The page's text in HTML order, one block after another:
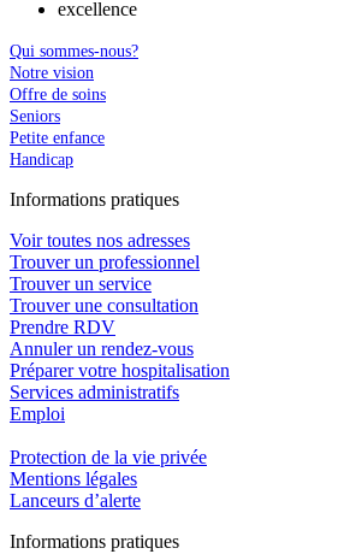
excellence
Qui sommes-nous?
Notre vision
Offre de soins
Seniors
Petite enfance
Handicap
Informations pratiques
Voir toutes nos adresses
Trouver un professionnel
Trouver un service
Trouver une consultation
Prendre RDV
Annuler un rendez-vous
Préparer votre hospitalisation
Services administratifs
Emploi​
Protection de la vie privée
Mentions légales
Lanceurs d’alerte
Informations pratiques